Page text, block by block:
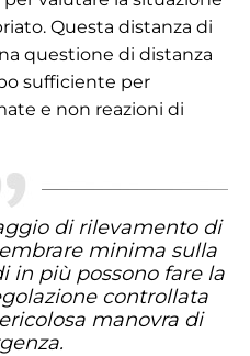
Questa distanza di
questione di distanza
sufficiente per
e non reazioni di
di rilevamento di
minima sulla
in più possono fare la
controllata
manovra di